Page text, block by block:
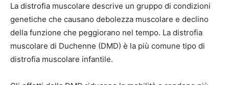
La distrofia muscolare descrive un gruppo di condizioni
genetiche che causano debolezza muscolare e declino
della funzione che peggiorano nel tempo. La distrofia
muscolare di Duchenne (DMD) è la più comune tipo di
distrofia muscolare infantile.